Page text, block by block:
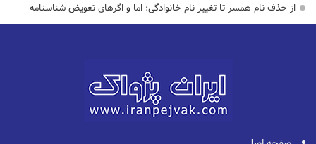
از حذف نام همسر تا تغییر نام خانوادگی؛ اما و اگرهای تعویض شناسنامه